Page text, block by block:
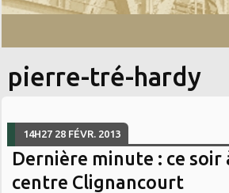
pierre-tré-hardy
14H27 28 FÉVR. 2013
Dernière minute : ce soir
centre Clignancourt